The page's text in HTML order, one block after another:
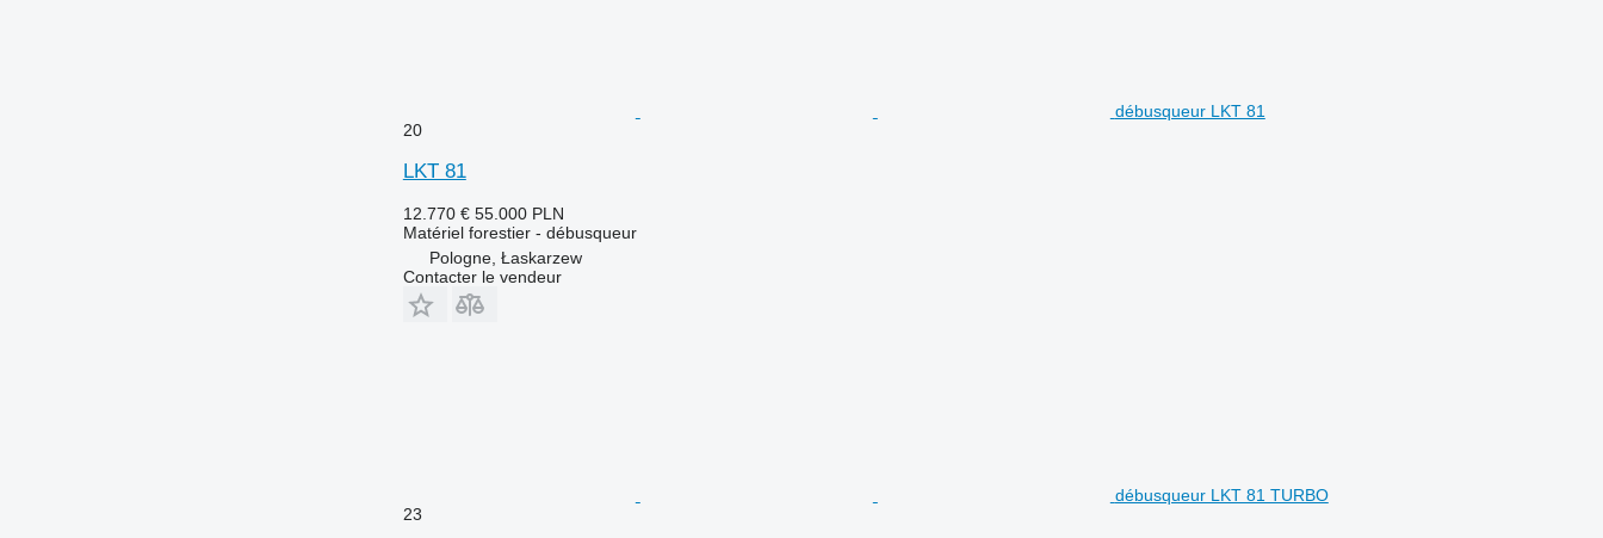
débusqueur LKT 81
20
LKT 81
12.770 € 55.000 PLN
Matériel forestier - débusqueur
Pologne, Łaskarzew
Contacter le vendeur
débusqueur LKT 81 TURBO
23